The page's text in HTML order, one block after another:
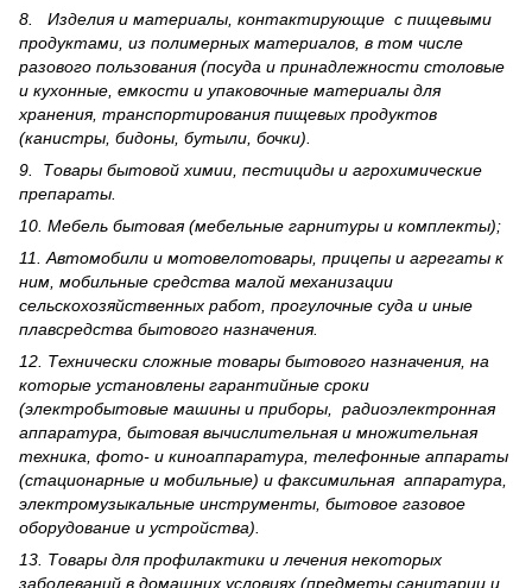
8. Изделия и материалы, контактирующие с пищевыми
продуктами, из полимерных материалов, в том числе
разового пользования (посуда и принадлежности столовые
и кухонные, емкости и упаковочные материалы для
хранения, транспортирования пищевых продуктов
(канистры, бидоны, бутыли, бочки).
9. Товары бытовой химии, пестициды и агрохи­мические
препараты.
10. Мебель бытовая (мебельные гарнитуры и комплекты);
11. Автомобили и мотовелотовары, прицепы и агрегаты к
ним, мобильные средства малой механизации
сельскохозяйственных работ, прогулочные суда и иные
плавсредства бытового назначения.
12. Технически сложные товары бытового назна­чения, на
которые установлены гарантийные сроки
(электробытовые машины и приборы, радиоэлектронная
аппаратура, бытовая вычислительная и множительная
техника, фото- и киноаппаратура, телефонные аппараты
(стационарные и мобильные) и факсимильная аппаратура,
электрому­зыкальные инструменты, бытовое газовое
оборудование и устройства).
13. Товары для профилактики и лечения некоторых
заболеваний в домашних условиях (предметы санитарии и